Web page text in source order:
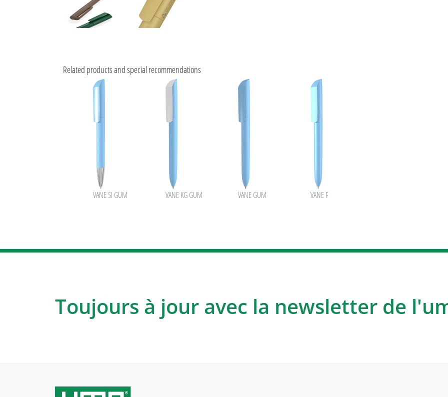
Related products and special recommendations
VANE SI GUM VANE KG GUM VANE GUM VANE F
Toujours à jour avec la newsletter de